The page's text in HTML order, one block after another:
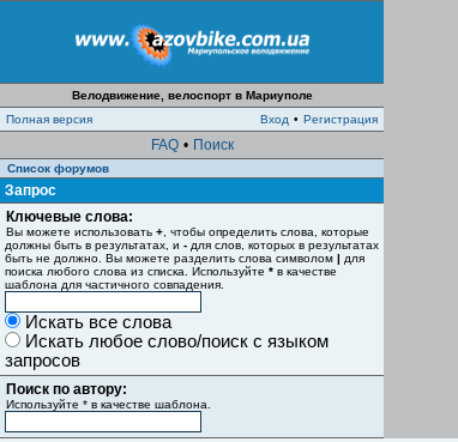
Велодвижение, велоспорт в Мариуполе
Полная версия
Вход • Регистрация
FAQ • Поиск
Список форумов
Запрос
Ключевые слова:
Вы можете использовать + , чтобы определить слова, которые
должны быть в результатах, и - для слов, которых в результатах
быть не должно. Вы можете разделить слова символом | для
поиска любого слова из списка. Используйте * в качестве
шаблона для частичного совпадения.
Искать все слова
Искать любое слово/поиск с языком
запросов
Поиск по автору:
Используйте * в качестве шаблона.